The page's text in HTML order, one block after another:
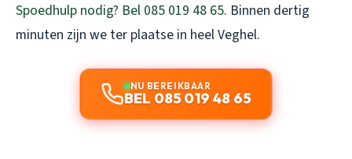
Spoedhulp nodig? Bel 085 019 48 65. Binnen dertig
minuten zijn we ter plaatse in heel Veghel.
NU BEREIKBAAR
BEL 085 019 48 65